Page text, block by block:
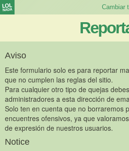
Aviso
Este formulario solo es para reportar
que no cumplen las reglas del sitio.
Para cualquier otro tipo de quejas
administradores a esta dirección de
Solo ten en cuenta que no borraremos
encuentres ofensivos, ya que
de expresión de nuestros usuarios.
Notice